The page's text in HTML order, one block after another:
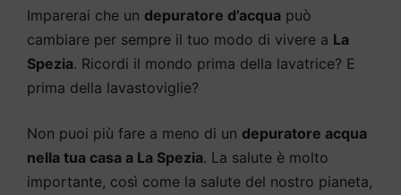
Imparerai che un depuratore d’acqua può
cambiare per sempre il tuo modo di vivere a La
Spezia. Ricordi il mondo prima della lavatrice? E
prima della lavastoviglie?
Non puoi più fare a meno di un depuratore acqua
nella tua casa a La Spezia. La salute è molto
importante, così come la salute del nostro pianeta,